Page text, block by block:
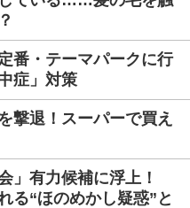
番・テーマパークに行
症」対策
撃退！スーパーで買え
」有力候補に浮上！
る“ほのめかし疑惑”と